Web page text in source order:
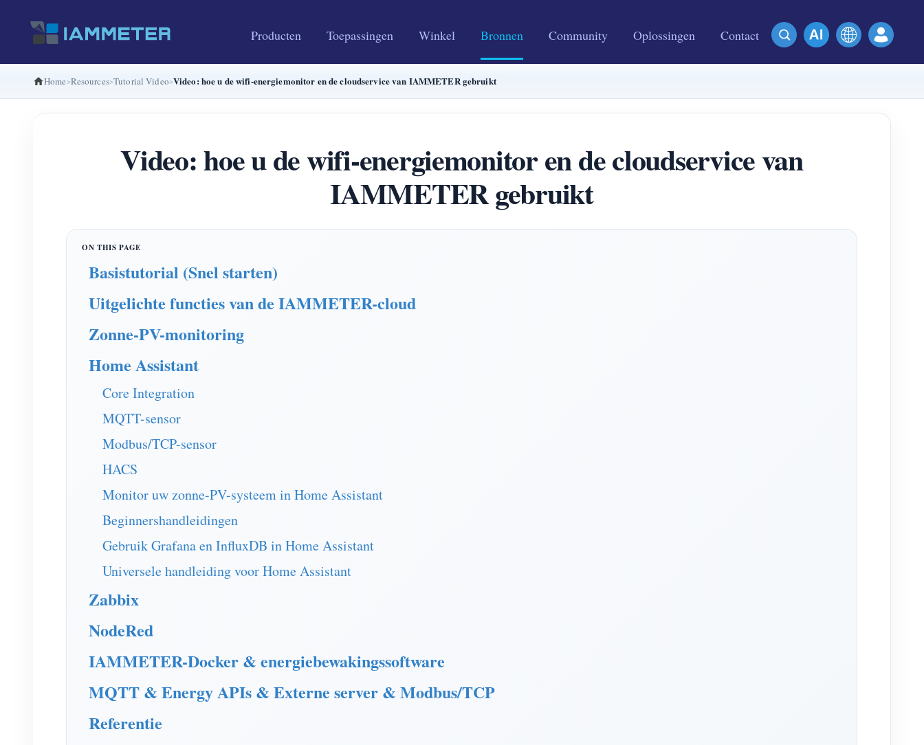
Producten Toepassingen Winkel Bronnen Community Oplossingen Contact
Home Resources Tutorial Video Video: hoe u de wifi-energiemonitor en de cloudservice van IAMMETER gebruikt
Video: hoe u de wifi-energiemonitor en de cloudservice van
IAMMETER gebruikt
Basistutorial (Snel starten)
Uitgelichte functies van de IAMMETER-cloud
Zonne-PV-monitoring
Home Assistant
Core Integration
MQTT-sensor
Modbus/TCP-sensor
HACS
Monitor uw zonne-PV-systeem in Home Assistant
Beginnershandleidingen
Gebruik Grafana en InfluxDB in Home Assistant
Universele handleiding voor Home Assistant
Zabbix
NodeRed
IAMMETER-Docker & energiebewakingssoftware
MQTT & Energy APIs & Externe server & Modbus/TCP
Referentie